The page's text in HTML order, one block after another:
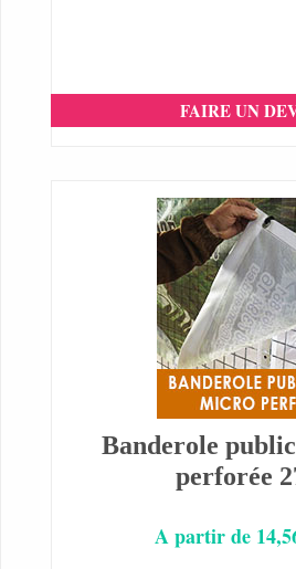
FAIRE UN
Banderole
perforée
A partir de